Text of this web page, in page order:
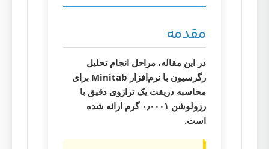
مقدمه
در این مقاله، مراحل انجام تحلیل
رگرسیون با نرم‌افزار Minitab برای
محاسبه دریفت یک ترازوی دقیق با
رزولوشن ۰٫۰۰۰۱ گرم ارائه شده
است.